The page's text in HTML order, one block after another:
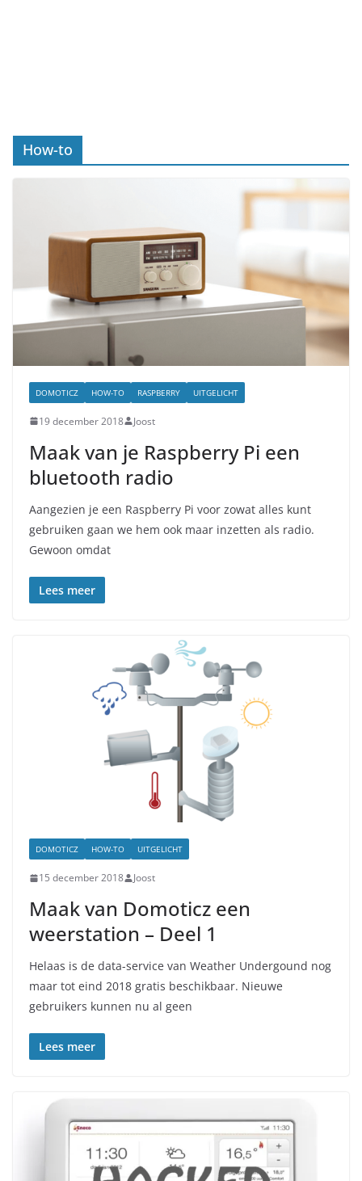
How-to
DOMOTICZ HOW-TO RASPBERRY UITGELICHT
19 december 2018 Joost
Maak van je Raspberry Pi een
bluetooth radio
Aangezien je een Raspberry Pi voor zowat alles kunt
gebruiken gaan we hem ook maar inzetten als radio.
Gewoon omdat
Lees meer
DOMOTICZ HOW-TO UITGELICHT
15 december 2018 Joost
Maak van Domoticz een
weerstation – Deel 1
Helaas is de data-service van Weather Undergound nog
maar tot eind 2018 gratis beschikbaar. Nieuwe
gebruikers kunnen nu al geen
Lees meer